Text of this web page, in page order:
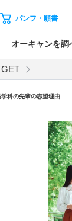
パンフ・願書
オーキャンを調
科の先輩の志望理由